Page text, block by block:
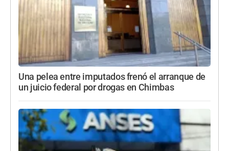
Una pelea entre imputados frenó el arranque de
un juicio federal por drogas en Chimbas